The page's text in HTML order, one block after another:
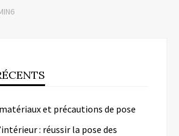
et précautions de pose
: réussir la pose des